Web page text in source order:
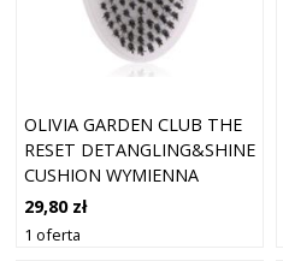
OLIVIA GARDEN CLUB THE
RESET DETANGLING&SHINE
CUSHION WYMIENNA
SZCZOTECZKA LILAC 1 SZT.
29,80 zł
1 oferta